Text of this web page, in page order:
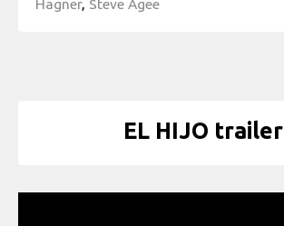
Hagner, Steve Agee
EL HIJO trailer